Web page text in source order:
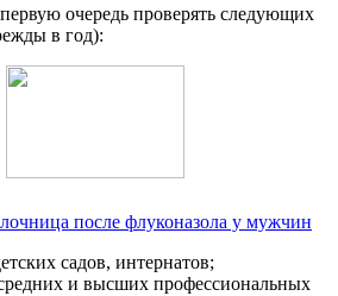
очередь проверять следующих
в год):
после флуконазола у мужчин
садов, интернатов;
и высших профессиональных